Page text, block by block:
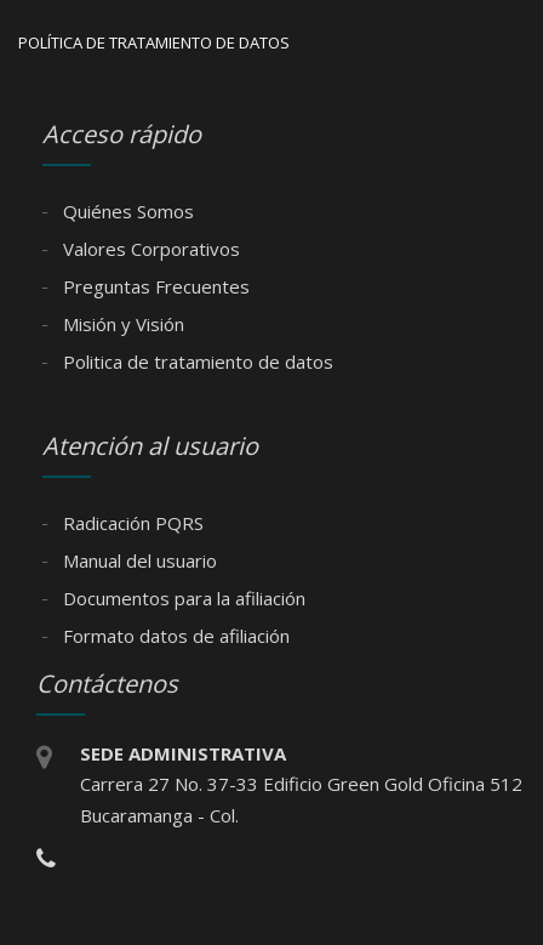
POLÍTICA DE TRATAMIENTO DE DATOS
Acceso rápido
Quiénes Somos
Valores Corporativos
Preguntas Frecuentes
Misión y Visión
Politica de tratamiento de datos
Atención al usuario
Radicación PQRS
Manual del usuario
Documentos para la afiliación
Formato datos de afiliación
Contáctenos
SEDE ADMINISTRATIVA
Carrera 27 No. 37-33 Edificio Green Gold Oficina 512
Bucaramanga - Col.